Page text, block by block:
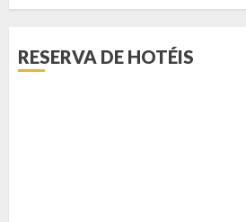
RESERVA DE HOTÉIS